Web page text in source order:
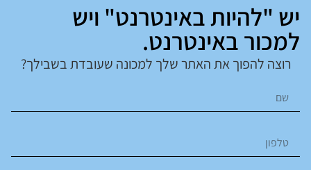
יש "להיות באינטרנט" ויש
למכור באינטרנט.
רוצה להפוך את האתר שלך למכונה שעובדת בשבילך?